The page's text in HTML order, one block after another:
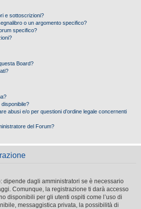
e sottoscrizioni?
o un argomento specifico?
specifico?
Board?
abusi e/o per questioni d’ordine legale concernenti
del Forum?
dipende dagli amministratori se è necessario
Comunque, la registrazione ti darà accesso
disponibili per gli utenti ospiti come l’uso di
messaggistica privata, la possibilità di